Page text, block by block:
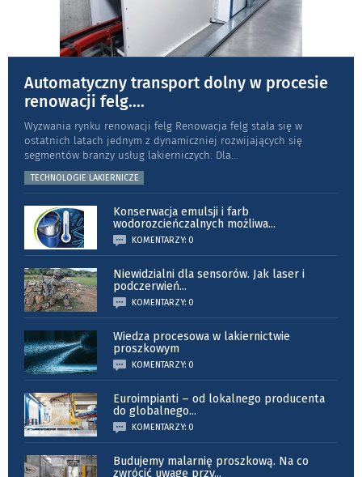
Automatyczny transport dolny w procesie
renowacji felg....
Wyzwania rynku renowacji felg Renowacja felg stała się w
ostatnich latach jednym z dynamiczniej rozwijających się
segmentów branży usług lakierniczych. Dla
TECHNOLOGIE LAKIERNICZE
Konserwacja emulsji i farb
wodorozcieńczalnych możliwa...
KOMENTARZY: 0
Niewidzialni dla sensorów. Jak laser i
podczerwień...
KOMENTARZY: 0
Wiedza procesowa w lakiernictwie
proszkowym
KOMENTARZY: 0
Euroimpianti – od lokalnego producenta
do globalnego...
KOMENTARZY: 0
Budujemy malarnię proszkową. Na co
zwrócić uwagę przy...